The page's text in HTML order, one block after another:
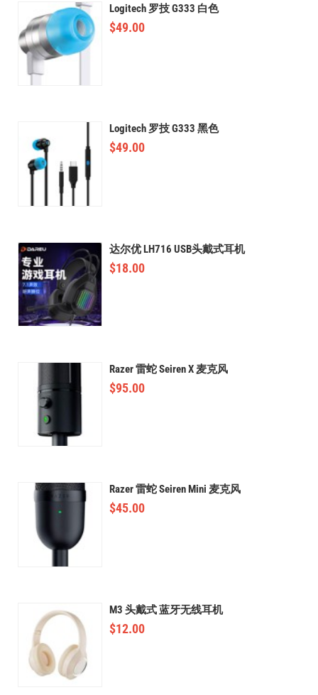
Logitech 罗技 G333 白色
$49.00
Logitech 罗技 G333 黑色
$49.00
达尔优 LH716 USB头戴式耳机
$18.00
Razer 雷蛇 Seiren X 麦克风
$95.00
Razer 雷蛇 Seiren Mini 麦克风
$45.00
M3 头戴式 蓝牙无线耳机
$12.00